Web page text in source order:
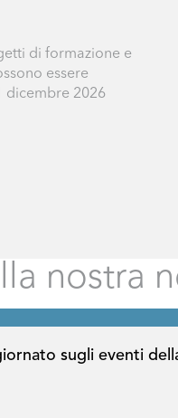
di formazione e
essere
dicembre 2026
sugli eventi